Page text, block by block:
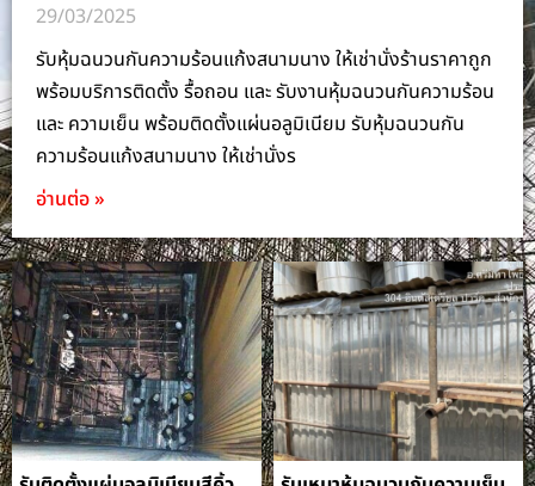
29/03/2025
รับหุ้มฉนวนกันความร้อนแก้งสนามนาง ให้เช่านั่งร้านราคาถูก
พร้อมบริการติดตั้ง รื้อถอน และ รับงานหุ้มฉนวนกันความร้อน
และ ความเย็น พร้อมติดตั้งแผ่นอลูมิเนียม รับหุ้มฉนวนกัน
ความร้อนแก้งสนามนาง ให้เช่านั่งร
อ่านต่อ »